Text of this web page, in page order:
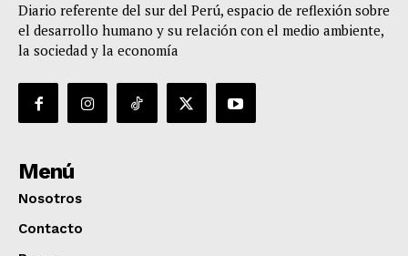
Diario referente del sur del Perú, espacio de reflexión sobre
el desarrollo humano y su relación con el medio ambiente,
la sociedad y la economía
Menú
Nosotros
Contacto